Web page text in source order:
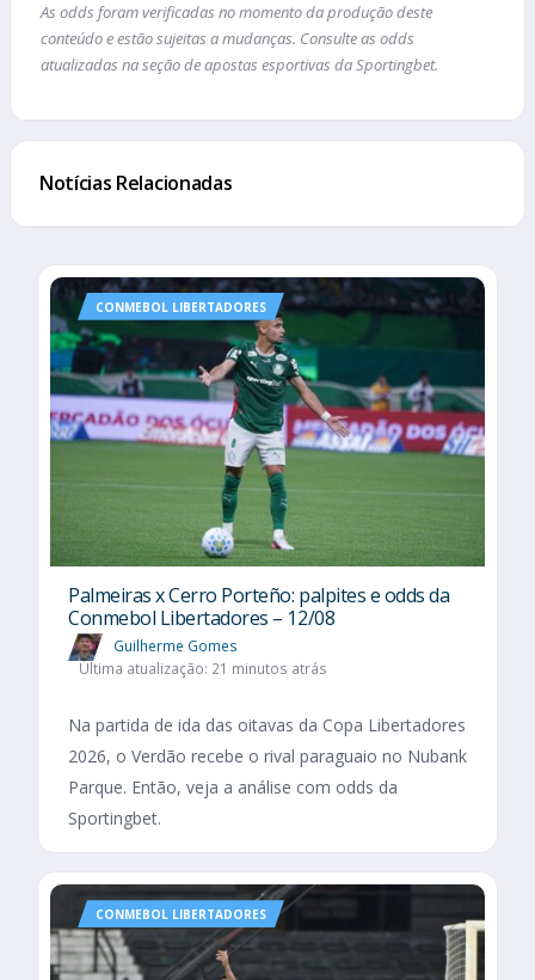
As odds foram verificadas no momento da produção deste
conteúdo e estão sujeitas a mudanças. Consulte as odds
atualizadas na seção de apostas esportivas da Sportingbet.
Notícias Relacionadas
CONMEBOL LIBERTADORES
Palmeiras x Cerro Porteño: palpites e odds da
Conmebol Libertadores – 12/08
Guilherme Gomes
Última atualização: 21 minutos atrás
Na partida de ida das oitavas da Copa Libertadores
2026, o Verdão recebe o rival paraguaio no Nubank
Parque. Então, veja a análise com odds da
Sportingbet.
CONMEBOL LIBERTADORES